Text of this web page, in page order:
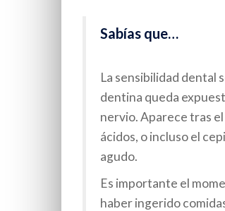
Sabías que…
La sensibilidad dental
dentina queda
nervio. Aparece tras
ácidos, o incluso el
agudo.
Es importante el
haber ingerido